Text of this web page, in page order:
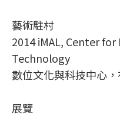
藝術駐村
2014 iMAL, Center
Technology
數位文化與科技中心
展覽